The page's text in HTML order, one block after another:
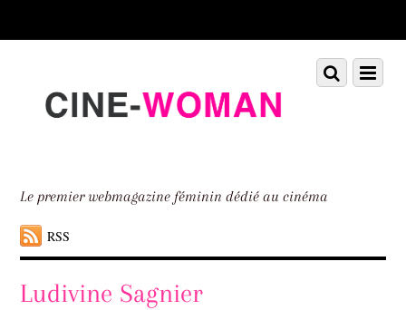
down
Le premier webmagazine féminin dédié au cinéma
RSS
Menu
Scroll
down
Ludivine Sagnier